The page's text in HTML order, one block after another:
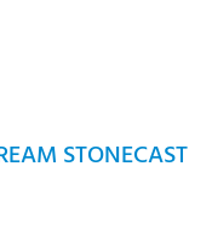
STONECAST